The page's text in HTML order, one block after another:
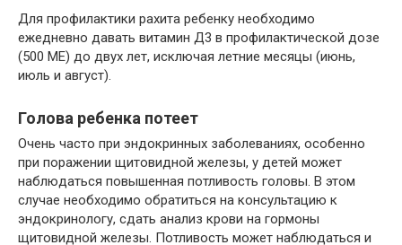
Для профилактики рахита ребенку необходимо
ежедневно давать витамин Д3 в профилактической дозе
(500 МЕ) до двух лет, исключая летние месяцы (июнь,
июль и август).
Голова ребенка потеет
Очень часто при эндокринных заболеваниях, особенно
при поражении щитовидной железы, у детей может
наблюдаться повышенная потливость головы. В этом
случае необходимо обратиться на консультацию к
эндокринологу, сдать анализ крови на гормоны
щитовидной железы. Потливость может наблюдаться и